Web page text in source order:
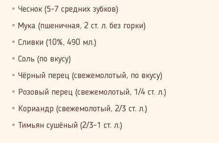
Чеснок (5-7 средних зубков)
Мука (пшеничная, 2 ст. л. без горки)
Сливки (10%, 490 мл.)
Соль (по вкусу)
Чёрный перец (свежемолотый, по вкусу)
Розовый перец (свежемолотый, 1/4 ст. л.)
Кориандр (свежемолотый, 2/3 ст. л.)
Тимьян сушёный (2/3-1 ст. л.)